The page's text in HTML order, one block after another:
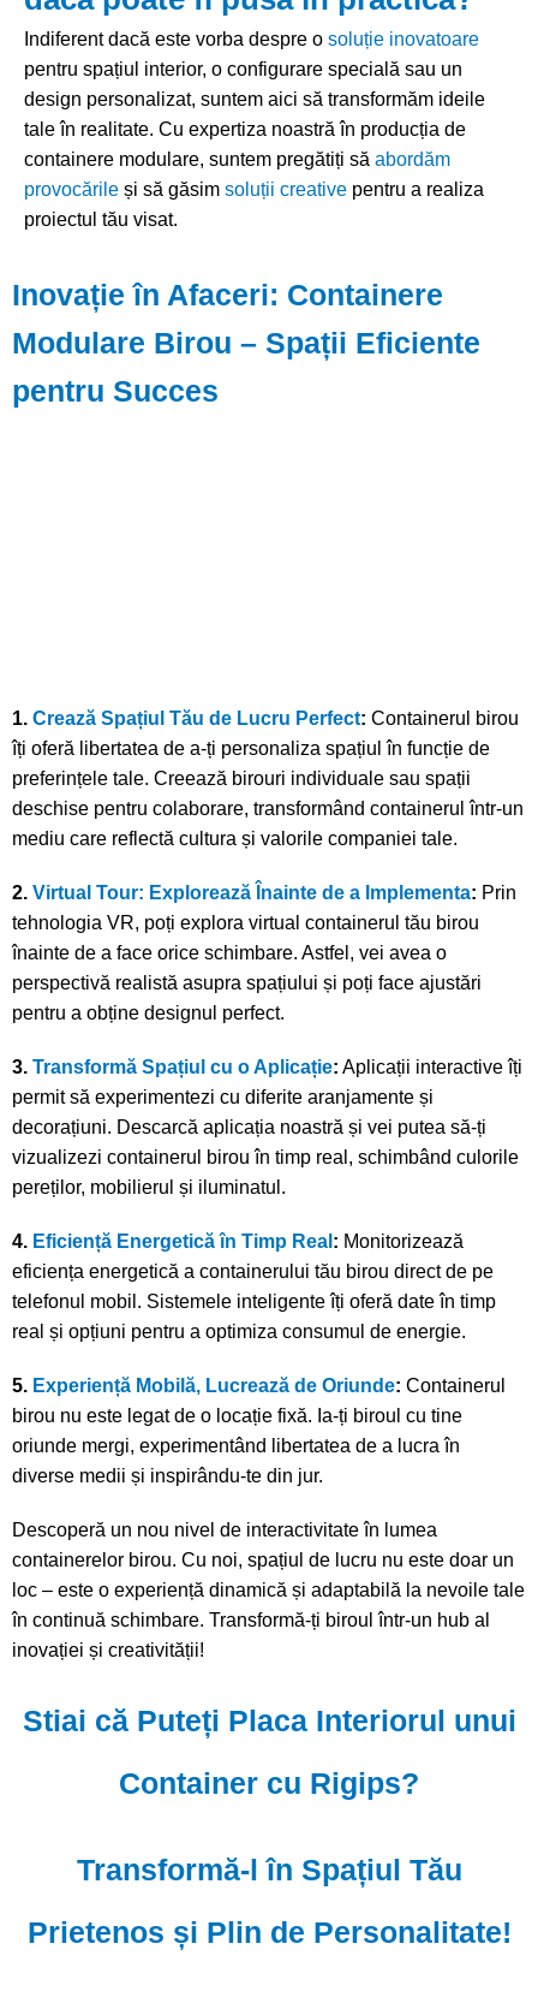
Indiferent dacă este vorba despre o soluție inovatoare
pentru spațiul interior, o configurare specială sau un
design personalizat, suntem aici să transformăm ideile
tale în realitate. Cu expertiza noastră în producția de
containere modulare, suntem pregătiți să abordăm
provocările și să găsim soluții creative pentru a realiza
proiectul tău visat.
Inovație în Afaceri: Containere
Modulare Birou – Spații Eficiente
pentru Succes
1. Crează Spațiul Tău de Lucru Perfect: Containerul birou
îți oferă libertatea de a-ți personaliza spațiul în funcție de
preferințele tale. Creează birouri individuale sau spații
deschise pentru colaborare, transformând containerul într-un
mediu care reflectă cultura și valorile companiei tale.
2. Virtual Tour: Explorează Înainte de a Implementa: Prin
tehnologia VR, poți explora virtual containerul tău birou
înainte de a face orice schimbare. Astfel, vei avea o
perspectivă realistă asupra spațiului și poți face ajustări
pentru a obține designul perfect.
3. Transformă Spațiul cu o Aplicație: Aplicații interactive îți
permit să experimentezi cu diferite aranjamente și
decorațiuni. Descarcă aplicația noastră și vei putea să-ți
vizualizezi containerul birou în timp real, schimbând culorile
pereților, mobilierul și iluminatul.
4. Eficiență Energetică în Timp Real : Monitorizează
eficiența energetică a containerului tău birou direct de pe
telefonul mobil. Sistemele inteligente îți oferă date în timp
real și opțiuni pentru a optimiza consumul de energie.
5. Experiență Mobilă, Lucrează de Oriunde: Containerul
birou nu este legat de o locație fixă. Ia-ți biroul cu tine
oriunde mergi, experimentând libertatea de a lucra în
diverse medii și inspirându-te din jur.
Descoperă un nou nivel de interactivitate în lumea
containerelor birou. Cu noi, spațiul de lucru nu este doar un
loc – este o experiență dinamică și adaptabilă la nevoile tale
în continuă schimbare. Transformă-ți biroul într-un hub al
inovației și creativității!
Stiai că Puteți Placa Interiorul unui
Container cu Rigips?
Transformă-l în Spațiul Tău
Prietenos și Plin de Personalitate!